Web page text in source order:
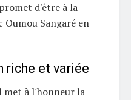
d'être à la
Oumou Sangaré en
riche et variée
met à l'honneur la